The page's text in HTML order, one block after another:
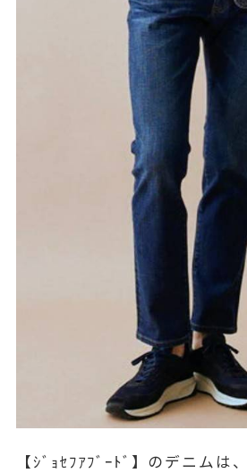
【ｼﾞｮｾﾌｱﾌﾞｰﾄﾞ】のデニムは